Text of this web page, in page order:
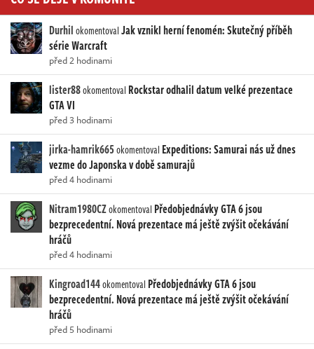
DurhilokomentovalJak vznikl herní fenomén: Skutečný příběh
série Warcraft
před 2 hodinami
lister88okomentoval Rockstar odhalil datum velké prezentace
GTA VI
před 3 hodinami
jirka-hamrik665okomentoval Expeditions: Samurai nás už dnes
vezme do Japonska v době samurajů
před 4 hodinami
Nitram1980CZokomentoval Předobjednávky GTA 6 jsou
bezprecedentní. Nová prezentace má ještě zvýšit očekávání
hráčů
před 4 hodinami
Kingroad144okomentoval Předobjednávky GTA 6 jsou
bezprecedentní. Nová prezentace má ještě zvýšit očekávání
hráčů
před 5 hodinami